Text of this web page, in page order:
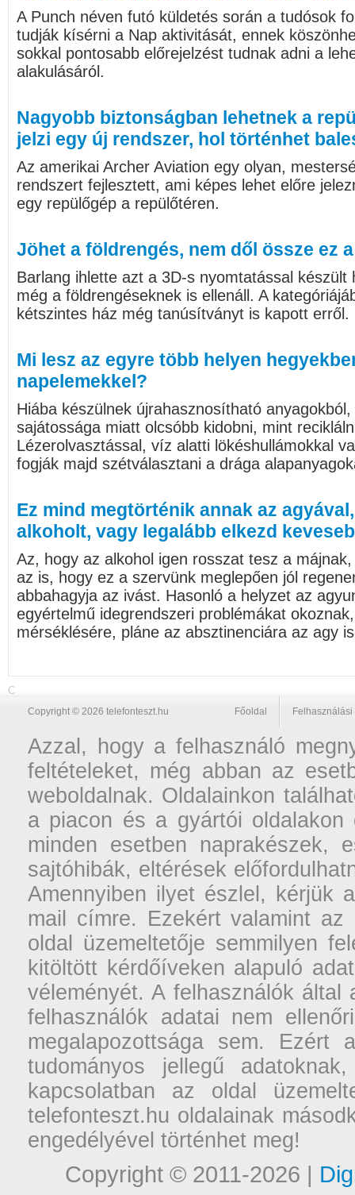
A Punch néven futó küldetés során a tudósok
tudják kísérni a Nap aktivitását, ennek
sokkal pontosabb előrejelzést tudnak adni a
alakulásáról.
Nagyobb biztonságban lehetnek a
jelzi egy új rendszer, hol történhet
Az amerikai Archer Aviation egy olyan,
rendszert fejlesztett, ami képes lehet előre
egy repülőgép a repülőtéren.
Jöhet a földrengés, nem dől össze ez
Barlang ihlette azt a 3D-s nyomtatással készült
még a földrengéseknek is ellenáll. A
kétszintes ház még tanúsítványt is kapott erről.
Mi lesz az egyre több helyen
napelemekkel?
Hiába készülnek újrahasznosítható
sajátossága miatt olcsóbb kidobni, mint
Lézerolvasztással, víz alatti lökéshullámokkal
fogják majd szétválasztani a drága
Ez mind megtörténik annak az
alkoholt, vagy legalább elkezd
Az, hogy az alkohol igen rosszat tesz a
az is, hogy ez a szervünk meglepően jól
abbahagyja az ivást. Hasonló a helyzet az
egyértelmű idegrendszeri problémákat
mérséklésére, pláne az absztinenciára az agy
C
Copyright © 2026 telefonteszt.hu Főoldal
Azzal, hogy a felhasználó
feltételeket, még abban az
weboldalnak. Oldalainkon
a piacon és a gyártói oldalakon
minden esetben naprakészek,
sajtóhibák, eltérések
Amennyiben ilyet észlel, kérjük
mail címre. Ezekért valamint
oldal üzemeltetője semmilyen
kitöltött kérdőíveken alapuló
véleményét. A felhasználók
felhasználók adatai nem
megalapozottsága sem. Ezért
tudományos jellegű
kapcsolatban az oldal
telefonteszt.hu oldalainak
engedélyével történhet meg!
Copyright © 2011-2026 |